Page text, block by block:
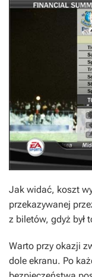
Jak widać, koszt
przekazywanej
z biletów, gdyż był
Warto przy okazji
dole ekranu. Po